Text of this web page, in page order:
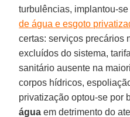
turbulências, implantou-se
de água e esgoto
certas: serviços precários
excluídos do sistema,
sanitário ausente na
corpos hídricos,
privatização optou-se por
água em detrimento do